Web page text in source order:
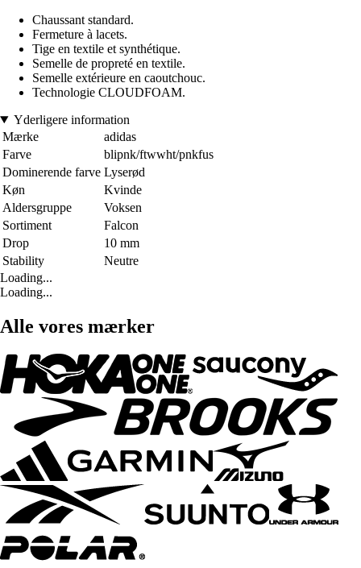
Chaussant standard.
Fermeture à lacets.
Tige en textile et synthétique.
Semelle de propreté en textile.
Semelle extérieure en caoutchouc.
Technologie CLOUDFOAM.
Yderligere information
Mærke
adidas
Farve
blipnk/ftwwht/pnkfus
Dominerende farve Lyserød
Køn
Kvinde
Aldersgruppe
Voksen
Sortiment
Falcon
Drop
10 mm
Stability
Neutre
Loading...
Loading...
Alle vores mærker